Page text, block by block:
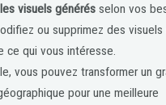
visuels générésselon vos
ou supprimez des visuels
ce qui vous intéresse.
vous pouvez transformer un
pour une meilleure